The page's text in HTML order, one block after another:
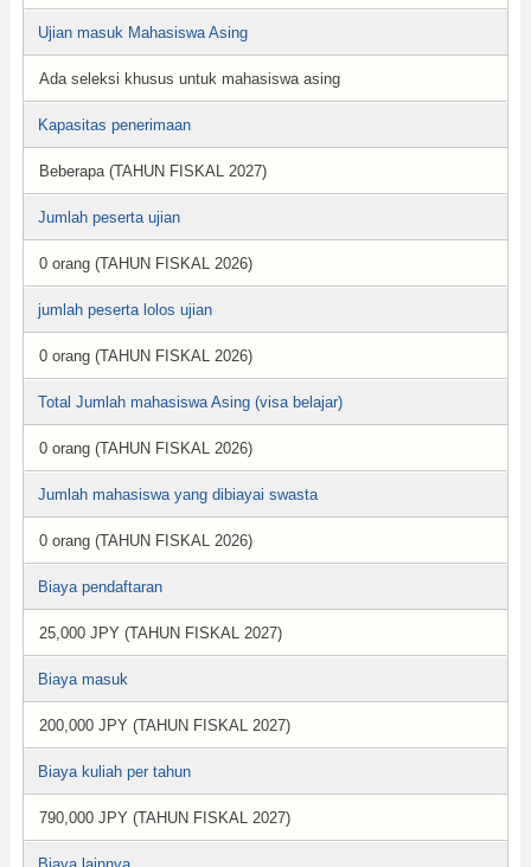
Ujian masuk Mahasiswa Asing
Ada seleksi khusus untuk mahasiswa asing
Kapasitas penerimaan
Beberapa (TAHUN FISKAL 2027)
Jumlah peserta ujian
0 orang (TAHUN FISKAL 2026)
jumlah peserta lolos ujian
0 orang (TAHUN FISKAL 2026)
Total Jumlah mahasiswa Asing (visa belajar)
0 orang (TAHUN FISKAL 2026)
Jumlah mahasiswa yang dibiayai swasta
0 orang (TAHUN FISKAL 2026)
Biaya pendaftaran
25,000 JPY (TAHUN FISKAL 2027)
Biaya masuk
200,000 JPY (TAHUN FISKAL 2027)
Biaya kuliah per tahun
790,000 JPY (TAHUN FISKAL 2027)